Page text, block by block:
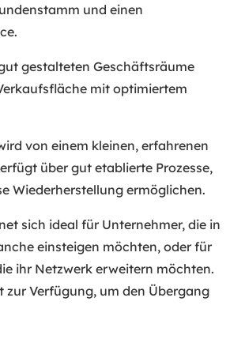
und einen
gestalteten Geschäftsräume
mit optimiertem
von einem kleinen, erfahrenen
über gut etablierte Prozesse,
Wiederherstellung ermöglichen.
sich ideal für Unternehmer, die in
einsteigen möchten, oder für
ihr Netzwerk erweitern möchten.
zur Verfügung, um den Übergang